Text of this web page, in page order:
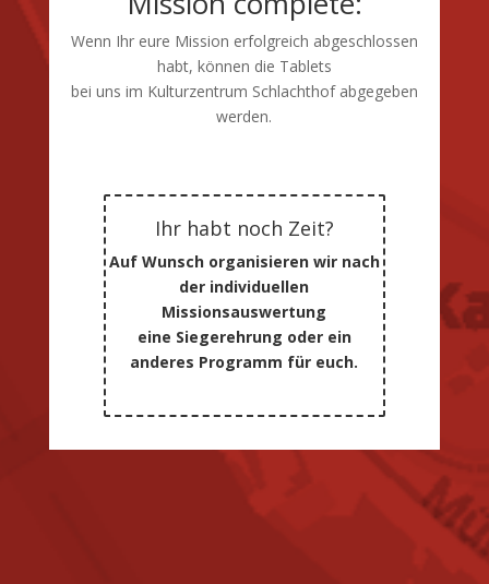
Wenn Ihr eure Mission erfolgreich abgeschlossen
habt, können die Tablets
bei uns im Kulturzentrum Schlachthof abgegeben
werden.
Ihr habt noch Zeit?
Auf Wunsch organisieren wir nach
der individuellen
Missionsauswertung
eine Siegerehrung oder ein
anderes Programm für euch.